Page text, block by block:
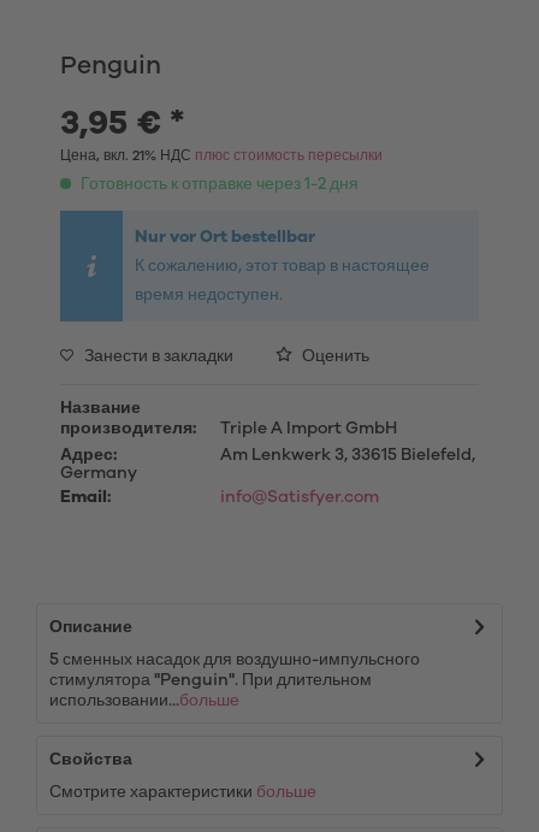
Penguin
3,95 € *
Цена, вкл. 21% НДС плюс стоимость пересылки
Готовность к отправке через 1-2 дня
Nur vor Ort bestellbar
К сожалению, этот товар в настоящее
время недоступен.
Занести в закладки Оценить
Название
производителя:
Triple A Import GmbH
Адрес:
Am Lenkwerk 3, 33615 Bielefeld,
Germany
Email:
info@Satisfyer.com
Описание
5 сменных насадок для воздушно-импульсного
стимулятора "Penguin". При длительном
использовании...больше
Свойства
Смотрите характеристики больше